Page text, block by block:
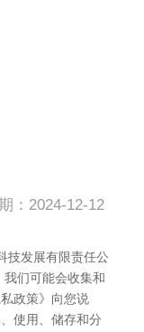
：2024-12-12
技发展有限责任公
们可能会收集和
政策》向您说
使用、储存和分